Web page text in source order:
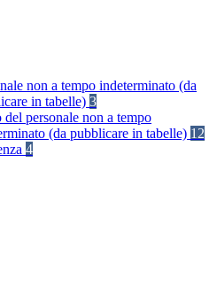
non a tempo indeterminato (da
in tabelle) 3
del personale non a tempo
(da pubblicare in tabelle) 12
4